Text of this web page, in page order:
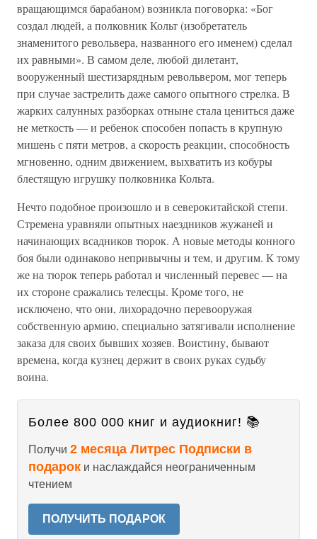
вращающимся барабаном) возникла поговорка: «Бог
создал людей, а полковник Кольт (изобретатель
знаменитого револьвера, названного его именем) сделал
их равными». В самом деле, любой дилетант,
вооруженный шестизарядным револьвером, мог теперь
при случае застрелить даже самого опытного стрелка. В
жарких салунных разборках отныне стала цениться даже
не меткость — и ребенок способен попасть в крупную
мишень с пяти метров, а скорость реакции, способность
мгновенно, одним движением, выхватить из кобуры
блестящую игрушку полковника Кольта.
Нечто подобное произошло и в северокитайской степи.
Стремена уравняли опытных наездников жужаней и
начинающих всадников тюрок. А новые методы конного
боя были одинаково непривычны и тем, и другим. К тому
же на тюрок теперь работал и численный перевес — на
их стороне сражались телесцы. Кроме того, не
исключено, что они, лихорадочно перевооружая
собственную армию, специально затягивали исполнение
заказа для своих бывших хозяев. Воистину, бывают
времена, когда кузнец держит в своих руках судьбу
воина.
Более 800 000 книг и аудиокниг! 📚
Получи 2 месяца Литрес Подписки в
подарок и наслаждайся неограниченным
чтением
ПОЛУЧИТЬ ПОДАРОК